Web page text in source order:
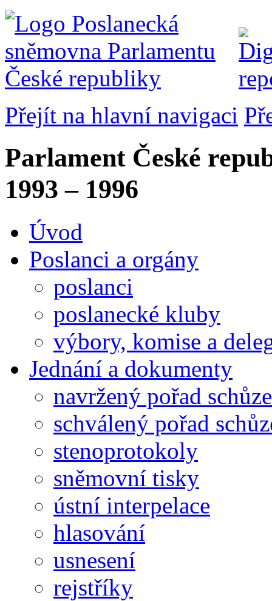
Přejít na hlavní navigaci
Parlament České
1993 – 1996
Úvod
Poslanci a orgány
poslanci
poslanecké kluby
výbory, komise a
Jednání a dokumenty
navržený pořad schůze
schválený pořad
stenoprotokoly
sněmovní tisky
ústní interpelace
hlasování
usnesení
rejstříky